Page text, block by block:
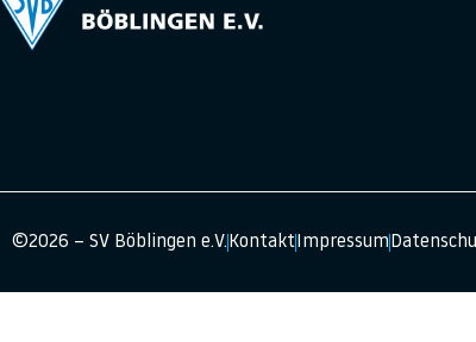
©2026 – SV Böblingen e.V.KontaktImpressum